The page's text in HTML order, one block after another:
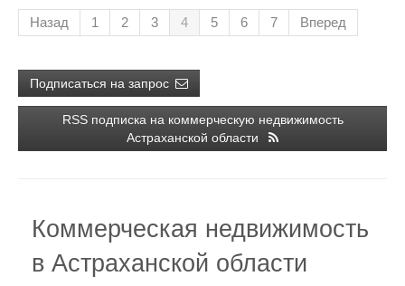
Назад 1 2 3 4 5 6 7 Вперед
Подписаться на запрос
RSS подписка на коммерческую недвижимость
Астраханской области
Коммерческая недвижимость
в Астраханской области